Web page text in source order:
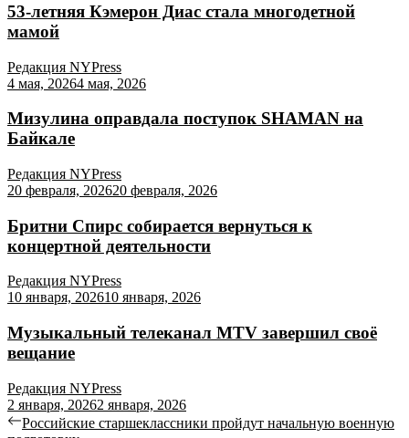
53-летняя Кэмерон Диас стала многодетной
мамой
Редакция NYPress
4 мая, 20264 мая, 2026
Мизулина оправдала поступок SHAMAN на
Байкале
Редакция NYPress
20 февраля, 202620 февраля, 2026
Бритни Спирс собирается вернуться к
концертной деятельности
Редакция NYPress
10 января, 202610 января, 2026
Музыкальный телеканал MTV завершил своё
вещание
Редакция NYPress
2 января, 20262 января, 2026
Российские старшеклассники пройдут начальную военную